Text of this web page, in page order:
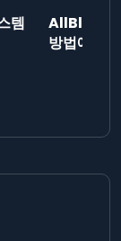
템
AllBlog에
방법에 대